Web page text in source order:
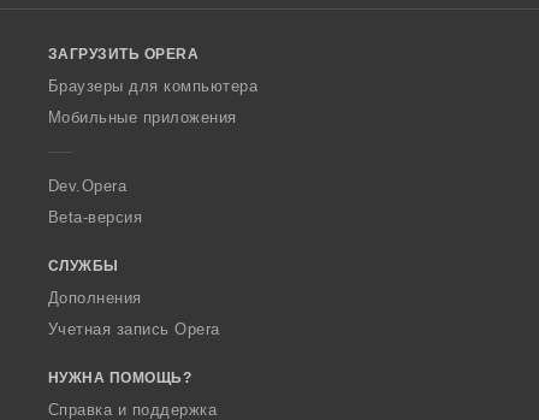
w
O
p
a
ЗАГРУЗИТЬ OPERA
Браузеры для компьютера
Мобильные приложения
Dev.Opera
Beta-версия
СЛУЖБЫ
Дополнения
Учетная запись Opera
НУЖНА ПОМОЩЬ?
Справка и поддержка